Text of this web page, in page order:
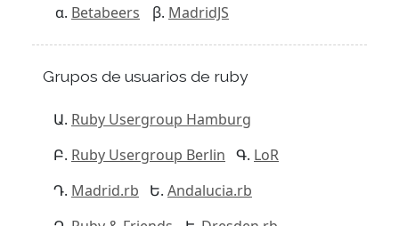
Betabeers MadridJS
Grupos de usuarios de ruby
Ruby Usergroup Hamburg
Ruby Usergroup Berlin
LoR
Madrid.rb
Andalucia.rb